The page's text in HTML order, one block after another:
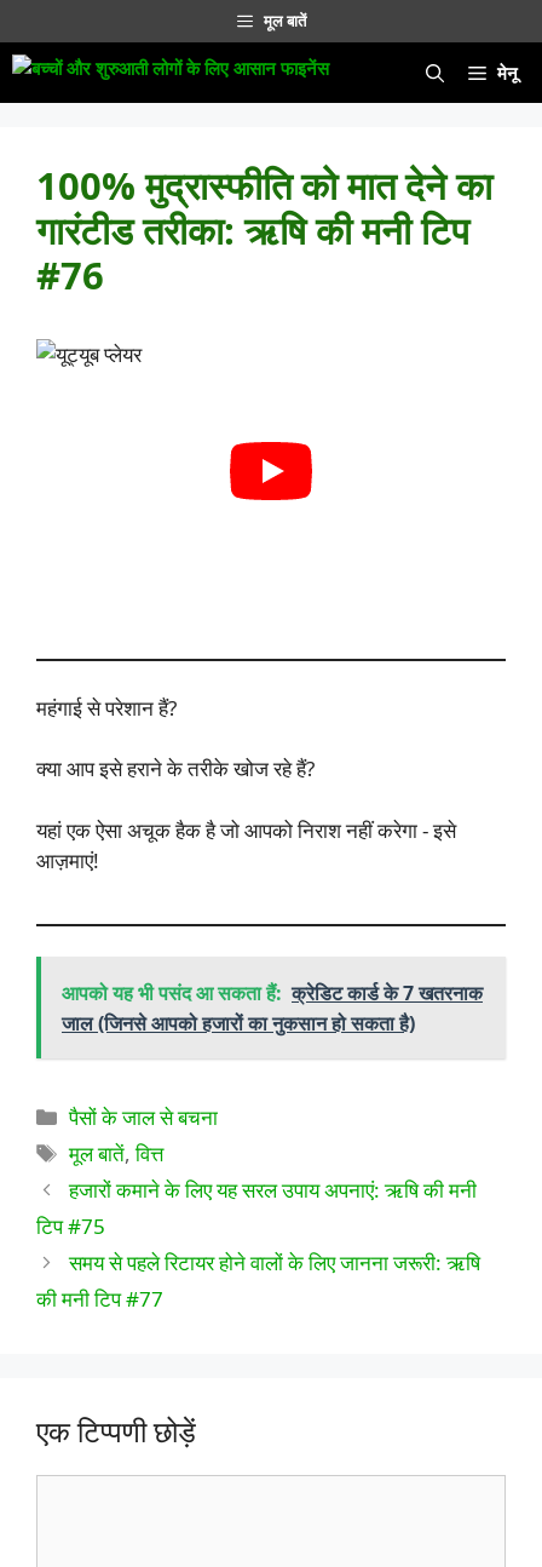
पर
जाएं
मूल बातें
मेनू
100% मुद्रास्फीति को मात देने का
गारंटीड तरीका: ऋषि की मनी टिप
#76
महंगाई से परेशान हैं?
क्या आप इसे हराने के तरीके खोज रहे हैं?
यहां एक ऐसा अचूक हैक है जो आपको निराश नहीं करेगा - इसे
आज़माएं!
आपको यह भी पसंद आ सकता हैं: क्रेडिट कार्ड के 7 खतरनाक
जाल (जिनसे आपको हजारों का नुकसान हो सकता है)
श्रेणियाँ
पैसों के जाल से बचना
टैग
मूल बातें,वित्त
हजारों कमाने के लिए यह सरल उपाय अपनाएं: ऋषि की मनी
टिप #75
समय से पहले रिटायर होने वालों के लिए जानना जरूरी: ऋषि
की मनी टिप #77
एक टिप्पणी छोड़ें